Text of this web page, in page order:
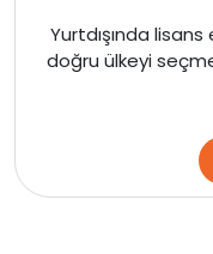
Yurtdışında
doğru ülkeyi